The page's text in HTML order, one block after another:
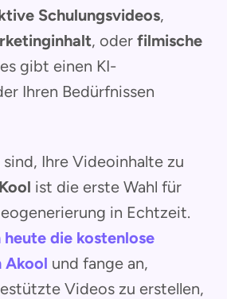
Schulungsvideos,
, oder filmische
gibt einen KI-
Ihren Bedürfnissen
Ihre Videoinhalte zu
ist die erste Wahl für
in Echtzeit.
heute die kostenlose
Akool und fange an,
Videos zu erstellen,